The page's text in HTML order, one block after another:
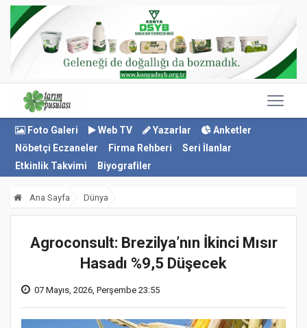
Foto Galeri Web TV Yazarlar
Anketler
Nöbetçi Eczaneler
Firma Rehberi
Seri İlanlar
Etkinlik Takvimi
Biyografiler
Ana Sayfa Dünya
Agroconsult: Brezilya’nın İkinci Mısır
Hasadı %9,5 Düşecek
07 Mayıs, 2026, Perşembe 23:55